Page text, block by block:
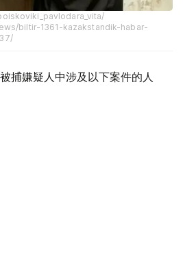
biltir-1361-kazakstandik-habar-
捕嫌疑人中涉及以下案件的人